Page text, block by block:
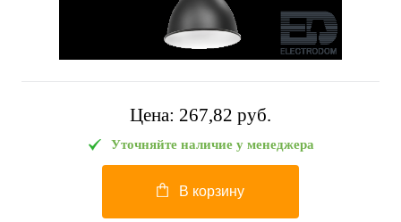
Цена: 267,82 pуб.
Уточняйте наличие у менеджера
В корзину